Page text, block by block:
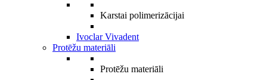
Karstai polimerizācijai
Ivoclar Vivadent
Protēžu materiāli
Protēžu materiāli